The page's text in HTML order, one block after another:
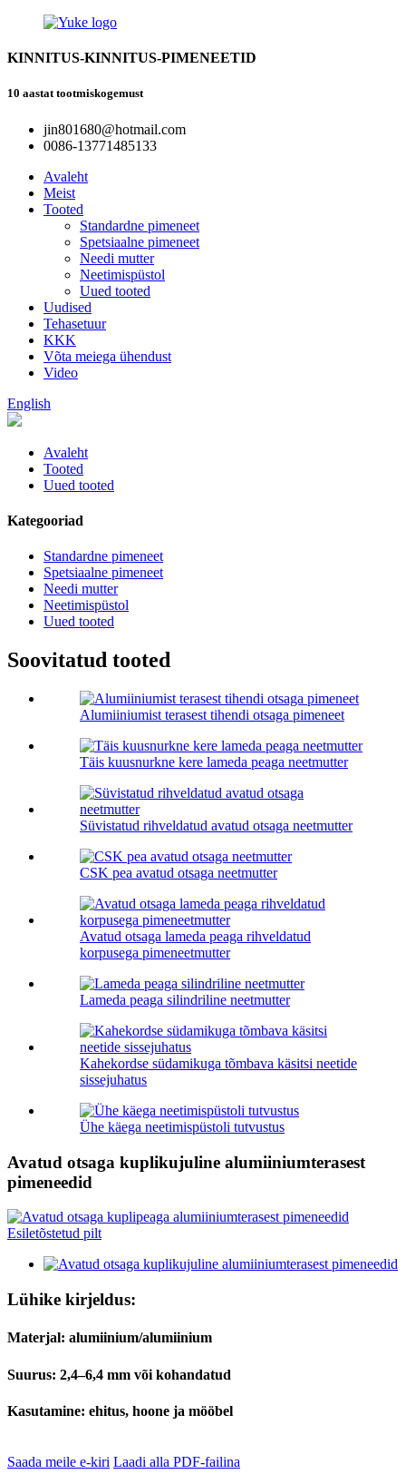
KINNITUS-KINNITUS-PIMENEETID
10 aastat tootmiskogemust
jin801680@hotmail.com
0086-13771485133
Avaleht
Meist
Tooted
Standardne pimeneet
Spetsiaalne pimeneet
Needi mutter
Neetimispüstol
Uued tooted
Uudised
Tehasetuur
KKK
Võta meiega ühendust
Video
English
Avaleht
Tooted
Uued tooted
Kategooriad
Standardne pimeneet
Spetsiaalne pimeneet
Needi mutter
Neetimispüstol
Uued tooted
Soovitatud tooted
Alumiiniumist terasest tihendi otsaga pimeneet
Täis kuusnurkne kere lameda peaga neetmutter
Süvistatud rihveldatud avatud otsaga neetmutter
CSK pea avatud otsaga neetmutter
Avatud otsaga lameda peaga rihveldatud
korpusega pimeneetmutter
Lameda peaga silindriline neetmutter
Kahekordse südamikuga tõmbava käsitsi neetide
sissejuhatus
Ühe käega neetimispüstoli tutvustus
Avatud otsaga kuplikujuline alumiiniumterasest
pimeneedid
Lühike kirjeldus:
Materjal: alumiinium/alumiinium
Suurus: 2,4–6,4 mm või kohandatud
Kasutamine: ehitus, hoone ja mööbel
Saada meile e-kiri Laadi alla PDF-failina